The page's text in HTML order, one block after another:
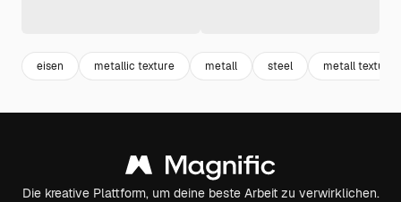
eisen metallic texture metall steel metall textur
Die kreative Plattform, um deine beste Arbeit zu verwirklichen.